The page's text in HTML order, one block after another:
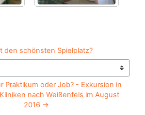
den schönsten Spielplatz?
Praktikum oder Job? - Exkursion in
nach Weißenfels im August
2016 →